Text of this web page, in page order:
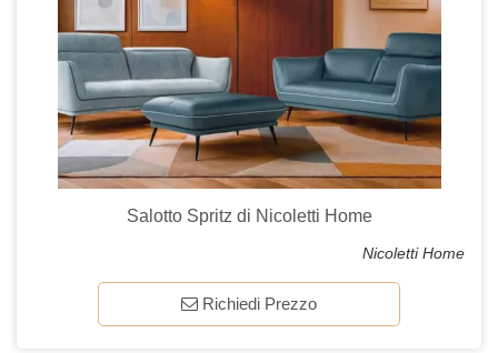
Salotto Spritz di Nicoletti Home
Nicoletti Home
Richiedi Prezzo